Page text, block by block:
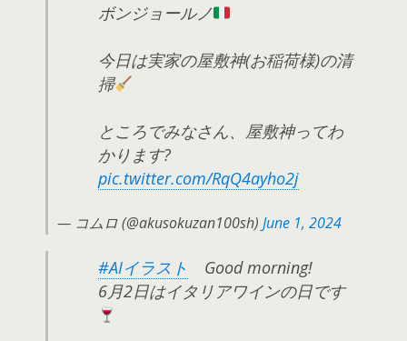
ボンジョールノ
今日は実家の屋敷神(お稲荷様)の清
掃
ところでみなさん、屋敷神ってわ
かります?
pic.twitter.com/RqQ4ayho2j
— コムロ (@akusokuzan100sh) June 1, 2024
#AIイラスト
Good morning!
6月2日はイタリアワインの日です